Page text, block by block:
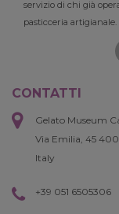
servizio di chi già
pasticceria artigianale.
CONTATTI
Gelato Museum
Via Emilia, 45
Italy
+39 051 6505306